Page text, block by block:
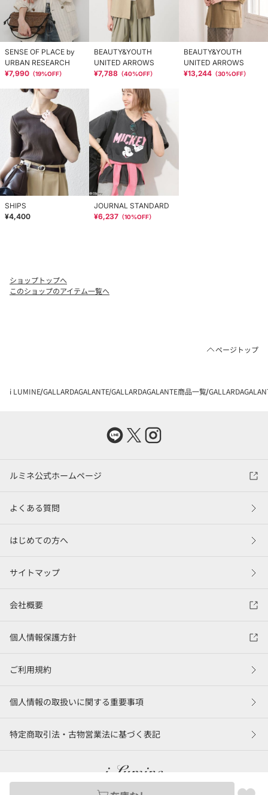
ショップトップへ
このショップのアイテム一覧へ
ページトップ
i LUMINE GALLARDAGALANTE GALLARDAGALANTE商品一覧
ルミネ公式ホームページ
よくある質問
はじめての方へ
サイトマップ
会社概要
個人情報保護方針
ご利用規約
個人情報の取扱いに関する重要事項
特定商取引法・古物営業法に基づく表記